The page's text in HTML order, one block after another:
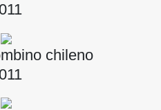
chileno